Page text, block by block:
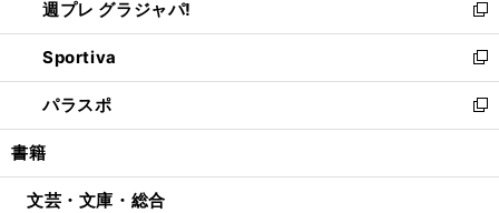
く
で
開
く
ィ
ン
ド
ウ
で
開
い
ウ
ィ
ン
ド
ウ
開
週プレ グラジャパ!
新
し
い
ウ
ィ
ン
ウ
Sportiva
新
し
い
ウ
ン
パラスポ
新
し
ウ
書籍
文芸・文庫・総合